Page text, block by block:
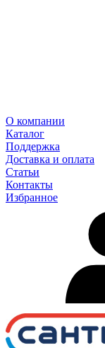
О компании
Каталог
Поддержка
Доставка и оплата
Статьи
Контакты
Избранное